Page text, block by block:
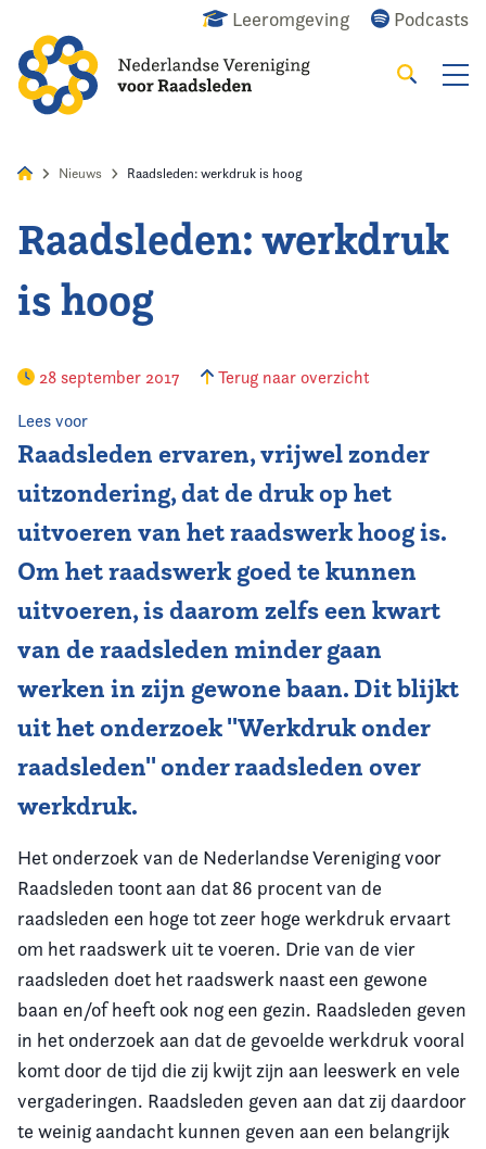
Leeromgeving Podcasts
Zoeken
Home
Agenda
Opleiding
Vereniging
Contact
Nieuws Raadsleden: werkdruk is hoog
Raadsleden: werkdruk
is hoog
28 september 2017 Terug naar overzicht
Lees voor
Raadsleden ervaren, vrijwel zonder
uitzondering, dat de druk op het
uitvoeren van het raadswerk hoog is.
Om het raadswerk goed te kunnen
uitvoeren, is daarom zelfs een kwart
van de raadsleden minder gaan
werken in zijn gewone baan. Dit blijkt
uit het onderzoek ''Werkdruk onder
raadsleden'' onder raadsleden over
werkdruk.
Het onderzoek van de Nederlandse Vereniging voor
Raadsleden toont aan dat 86 procent van de
raadsleden een hoge tot zeer hoge werkdruk ervaart
om het raadswerk uit te voeren. Drie van de vier
raadsleden doet het raadswerk naast een gewone
baan en/of heeft ook nog een gezin. Raadsleden geven
in het onderzoek aan dat de gevoelde werkdruk vooral
komt door de tijd die zij kwijt zijn aan leeswerk en vele
vergaderingen. Raadsleden geven aan dat zij daardoor
te weinig aandacht kunnen geven aan een belangrijk